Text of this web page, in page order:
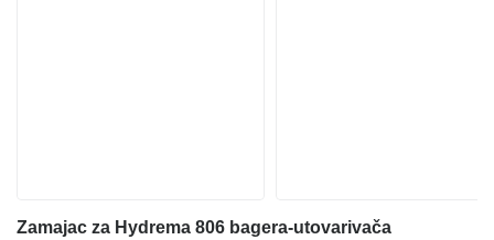
Zamajac za Hydrema 806 bagera-utovarivača